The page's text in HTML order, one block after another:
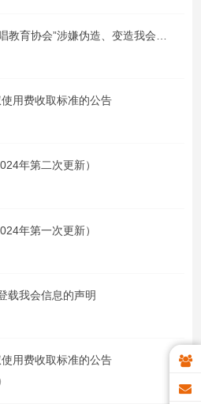
用费收取标准的公告
年第二次更新）
年第一次更新）
载我会信息的声明
用费收取标准的公告